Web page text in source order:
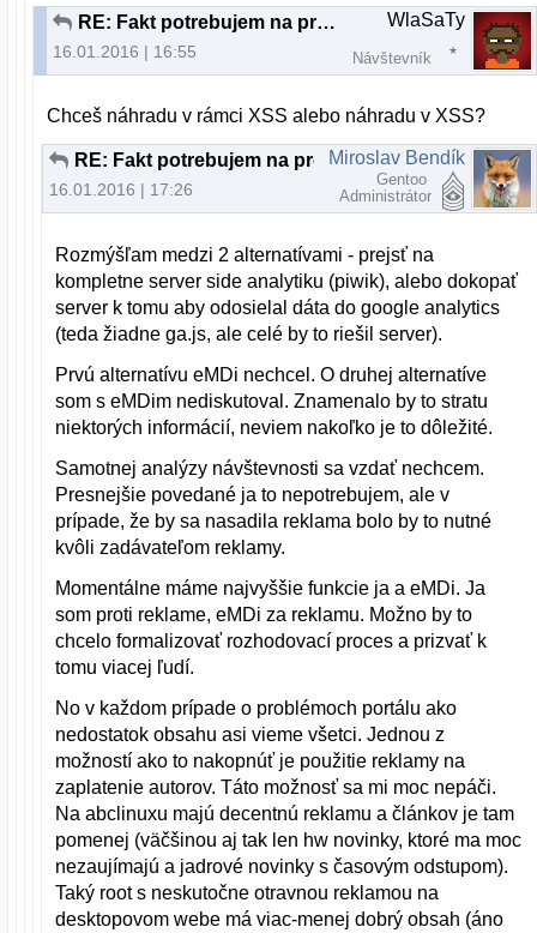
RE: Fakt potrebujem na prehliadanie webu nový počítač?
16.01.2016 | 16:55
WlaSaTy
Návštevník
Chceš náhradu v rámci XSS alebo náhradu v XSS?
RE: Fakt potrebujem na prehliadanie webu nový počítač?
16.01.2016 | 17:26
Miroslav Bendík
Gentoo
Administrátor
Rozmýšľam medzi 2 alternatívami - prejsť na
kompletne server side analytiku (piwik), alebo dokopať
server k tomu aby odosielal dáta do google analytics
(teda žiadne ga.js, ale celé by to riešil server).
Prvú alternatívu eMDi nechcel. O druhej alternatíve
som s eMDim nediskutoval. Znamenalo by to stratu
niektorých informácií, neviem nakoľko je to dôležité.
Samotnej analýzy návštevnosti sa vzdať nechcem.
Presnejšie povedané ja to nepotrebujem, ale v
prípade, že by sa nasadila reklama bolo by to nutné
kvôli zadávateľom reklamy.
Momentálne máme najvyššie funkcie ja a eMDi. Ja
som proti reklame, eMDi za reklamu. Možno by to
chcelo formalizovať rozhodovací proces a prizvať k
tomu viacej ľudí.
No v každom prípade o problémoch portálu ako
nedostatok obsahu asi vieme všetci. Jednou z
možností ako to nakopnúť je použitie reklamy na
zaplatenie autorov. Táto možnosť sa mi moc nepáči.
Na abclinuxu majú decentnú reklamu a článkov je tam
pomenej (väčšinou aj tak len hw novinky, ktoré ma moc
nezaujímajú a jadrové novinky s časovým odstupom).
Taký root s neskutočne otravnou reklamou na
desktopovom webe má viac-menej dobrý obsah (áno